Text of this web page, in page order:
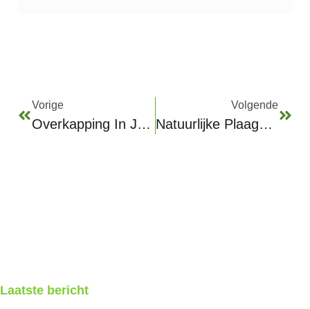
Vorige
Overkapping In Je Tuin: Waar Moet Je Rekening Mee Houden?
Volgende
Natuurlijke Plaagbestrijding Met Aaltjes: Zo Houd Je Je Tuin Groen En Gezond
Laatste bericht